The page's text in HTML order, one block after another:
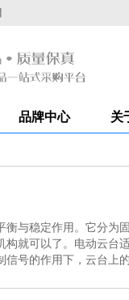
品牌中心 关
与稳定作用。它分
就可以了。电动云
号的作用下，云台